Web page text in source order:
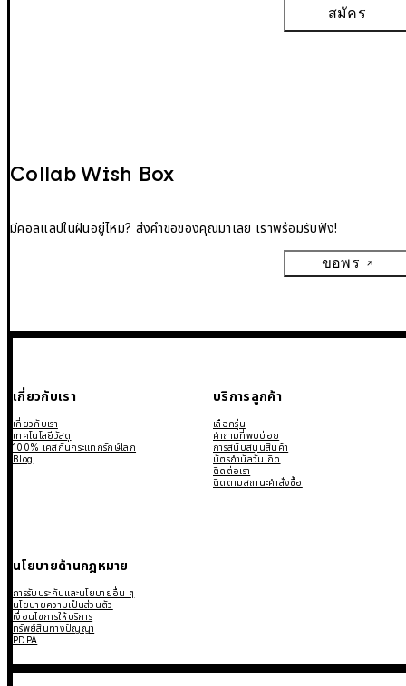
สมัคร
Collab Wish Box
มีคอลแลปในฝันอยู่ไหม? ส่งคำขอของคุณมาเลย เราพร้อมรับฟัง!
ขอพร
เกี่ยวกับเรา
เกี่ยวกับเรา
เทคโนโลยีวัสดุ
100% เคสกันกระแทกรักษ์โลก
Blog
บริการลูกค้า
เลือกรุ่น
คำถามที่พบบ่อย
การสนับสนุนสินค้า
บัตรกำนัลวันเกิด
ติดต่อเรา
ติดตามสถานะคำสั่งซื้อ
นโยบายด้านกฎหมาย
การรับประกันและนโยบายอื่น ๆ
นโยบายความเป็นส่วนตัว
เงื่อนไขการให้บริการ
ทรัพย์สินทางปัญญา
PDPA